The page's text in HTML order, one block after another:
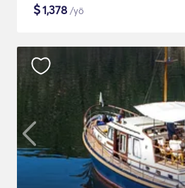
$1,378 /yö